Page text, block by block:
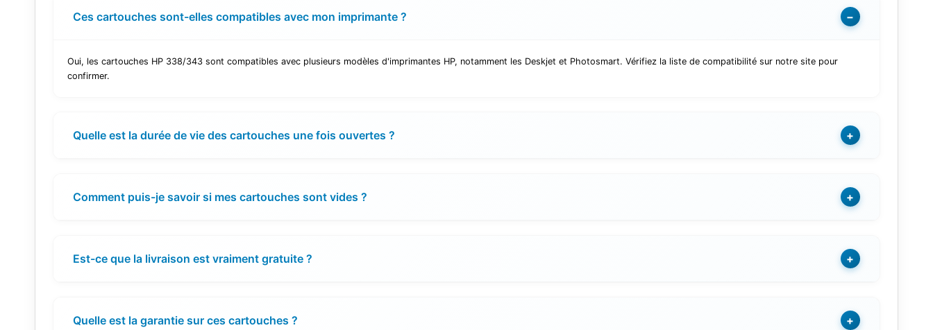
Ces cartouches sont-elles compatibles avec mon imprimante ? −
Oui, les cartouches HP 338/343 sont compatibles avec plusieurs modèles d'imprimantes HP, notamment les Deskjet et Photosmart. Vérifiez la liste de compatibilité sur notre site pour
confirmer.
Quelle est la durée de vie des cartouches une fois ouvertes ? +
Comment puis-je savoir si mes cartouches sont vides ? +
Est-ce que la livraison est vraiment gratuite ? +
Quelle est la garantie sur ces cartouches ? +